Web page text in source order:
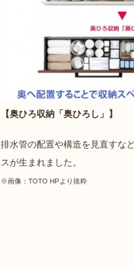
【奥ひろ収納「奥ひろし」】
排水管の配置や構造を見直すな
スが生まれました。
※画像：TOTO HPより抜粋